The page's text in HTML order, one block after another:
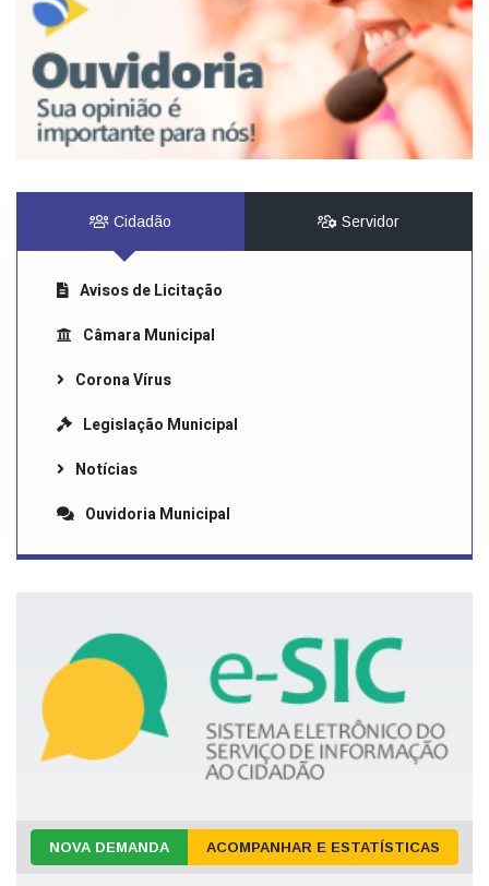
Cidadão Servidor
Avisos de Licitação
Câmara Municipal
Corona Vírus
Legislação Municipal
Notícias
Ouvidoria Municipal
NOVA DEMANDA ACOMPANHAR E ESTATÍSTICAS